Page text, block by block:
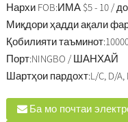
Нархи FOB:ИМА $5 - 10 /
Миқдори ҳадди ақали
Қобилияти таъминот:
Порт:NINGBO / ШАНХАЙ
Шартҳои пардохт:L/C, D/A,
Ба мо почтаи